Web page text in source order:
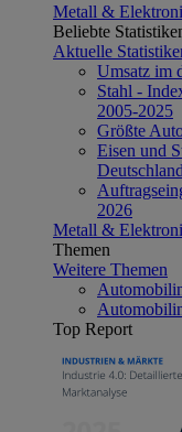
Metall &
Beliebte
Aktuelle
Umsatz im
Stahl -
2005-2025
Größte
Eisen und
2026
Metall &
Themen
Weitere Themen
Top Report